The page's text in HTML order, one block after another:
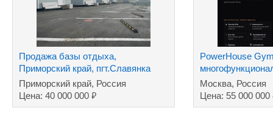
Продажа базы отдыха,
Приморский край, пгт.Славянка
Приморский край, Россия
Цена: 40 000 000 ₽
PowerHouse
комплекс
Москва, Россия
Цена: 55 000 000